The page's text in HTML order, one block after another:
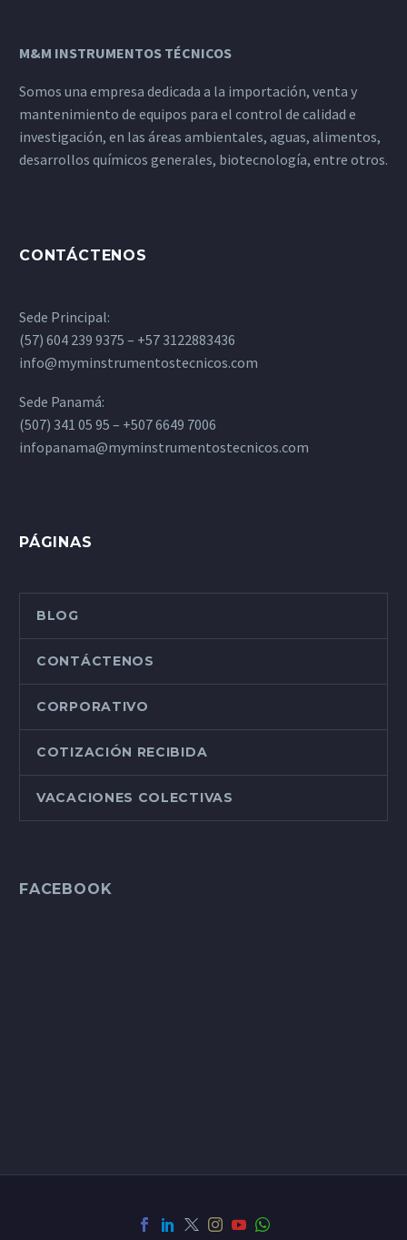
M&M INSTRUMENTOS TÉCNICOS
Somos una empresa dedicada a la importación, venta y
mantenimiento de equipos para el control de calidad e
investigación, en las áreas ambientales, aguas, alimentos,
desarrollos químicos generales, biotecnología, entre otros.
CONTÁCTENOS
Sede Principal:
(57) 604 239 9375 – +57 3122883436
info@myminstrumentostecnicos.com
Sede Panamá:
(507) 341 05 95 – +507 6649 7006
infopanama@myminstrumentostecnicos.com
PÁGINAS
BLOG
CONTÁCTENOS
CORPORATIVO
COTIZACIÓN RECIBIDA
VACACIONES COLECTIVAS
FACEBOOK